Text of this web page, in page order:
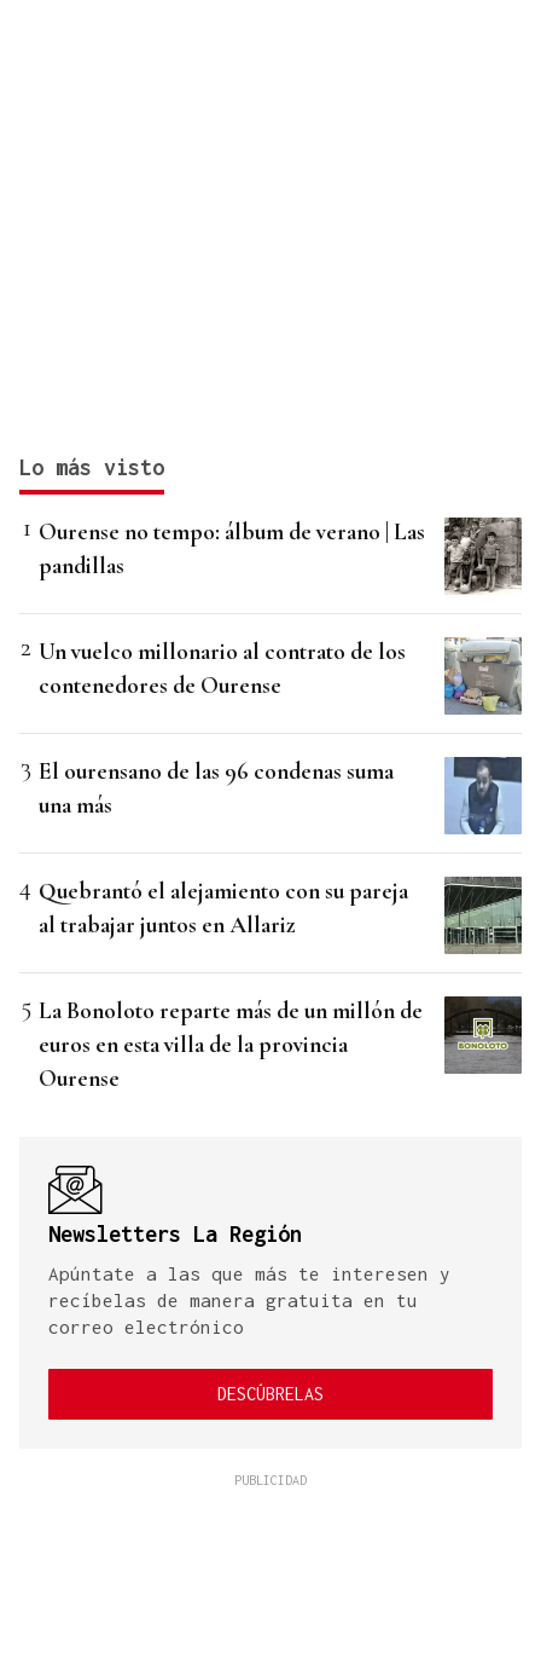
Lo más visto
Ourense no tempo: álbum de verano | Las
pandillas
Un vuelco millonario al contrato de los
contenedores de Ourense
El ourensano de las 96 condenas suma
una más
Quebrantó el alejamiento con su pareja
al trabajar juntos en Allariz
La Bonoloto reparte más de un millón de
euros en esta villa de la provincia
Ourense
Newsletters La Región
Apúntate a las que más te interesen y
recíbelas de manera gratuita en tu
correo electrónico
DESCÚBRELAS